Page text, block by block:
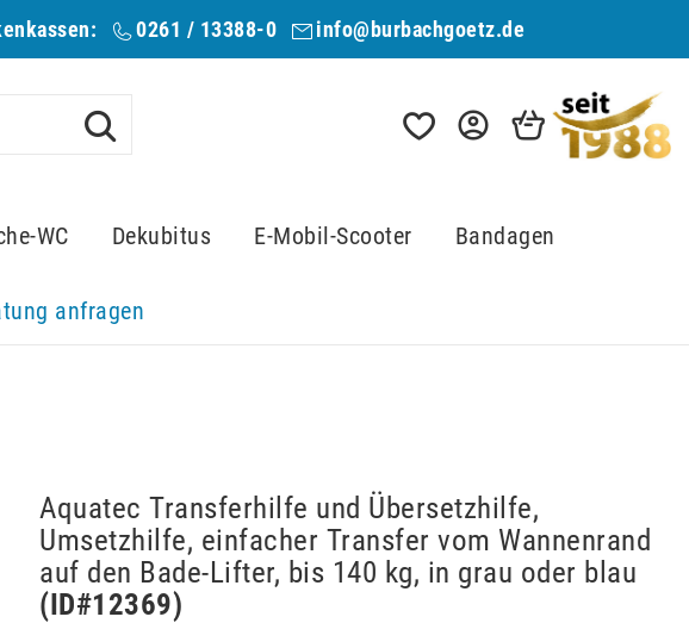
0261 / 13388-0 info@burbachgoetz.de
WC Dekubitus E-Mobil-Scooter Bandagen
anfragen
Aquatec Transferhilfe und Übersetzhilfe,
Umsetzhilfe, einfacher Transfer vom Wannenrand
auf den Bade-Lifter, bis 140 kg, in grau oder blau
(ID#12369)